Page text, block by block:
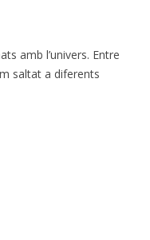
amb l’univers. Entre
saltat a diferents